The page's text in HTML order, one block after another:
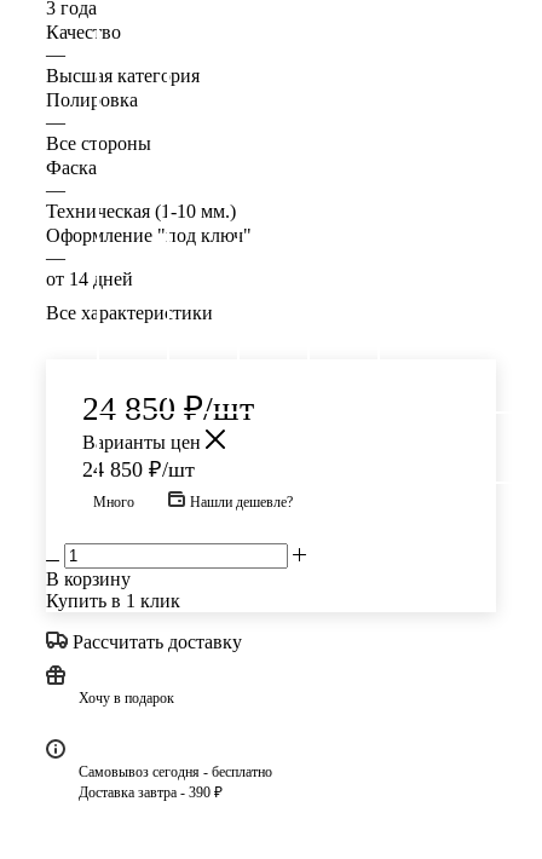
3 года
Качество
—
Высшая категория
Полировка
—
Все стороны
Фаска
—
Техническая (1-10 мм.)
Оформление "под ключ"
—
от 14 дней
Все характеристики
24 850 ₽/шт
Варианты цен
24 850 ₽/шт
Много Нашли дешевле?
В корзину
Купить в 1 клик
Рассчитать доставку
Хочу в подарок
Самовывоз сегодня - бесплатно
Доставка завтра - 390 ₽